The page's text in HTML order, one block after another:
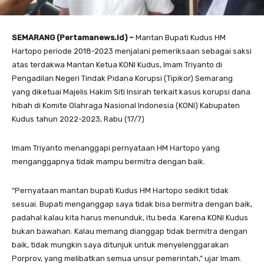
SEMARANG (Pertamanews.id) – Mantan Bupati Kudus HM
Hartopo periode 2018-2023 menjalani pemeriksaan sebagai saksi
atas terdakwa Mantan Ketua KONI Kudus, Imam Triyanto di
Pengadilan Negeri Tindak Pidana Korupsi (Tipikor) Semarang
yang diketuai Majelis Hakim Siti Insirah terkait kasus korupsi dana
hibah di Komite Olahraga Nasional Indonesia (KONI) Kabupaten
Kudus tahun 2022-2023, Rabu (17/7)
Imam Triyanto menanggapi pernyataan HM Hartopo yang
menganggapnya tidak mampu bermitra dengan baik.
“Pernyataan mantan bupati Kudus HM Hartopo sedikit tidak
sesuai. Bupati menganggap saya tidak bisa bermitra dengan baik,
padahal kalau kita harus menunduk, itu beda. Karena KONI Kudus
bukan bawahan. Kalau memang dianggap tidak bermitra dengan
baik, tidak mungkin saya ditunjuk untuk menyelenggarakan
Porprov, yang melibatkan semua unsur pemerintah,” ujar Imam.